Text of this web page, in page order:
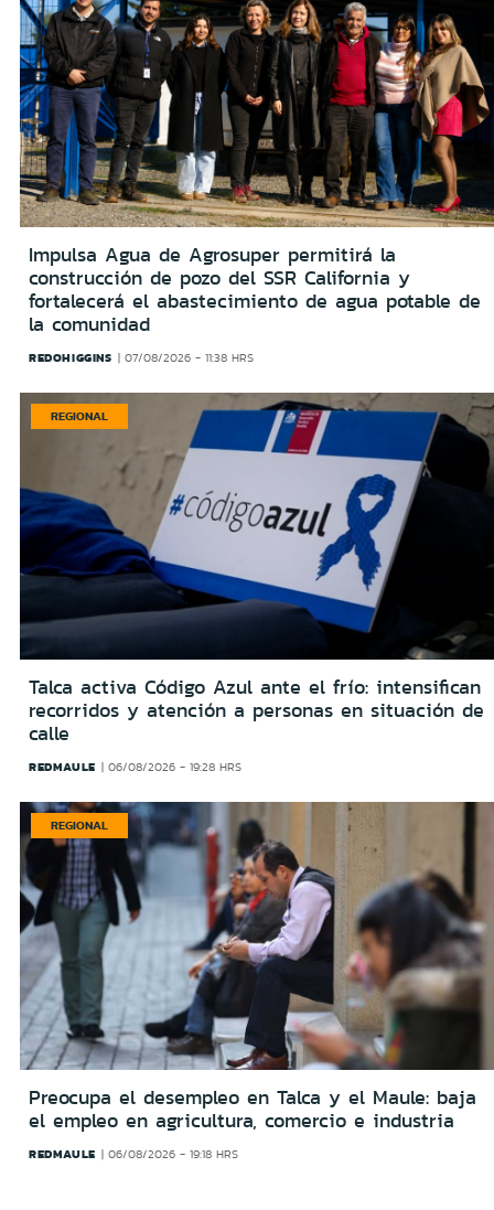
Impulsa Agua de Agrosuper permitirá la
construcción de pozo del SSR California y
fortalecerá el abastecimiento de agua potable de
la comunidad
REDOHIGGINS 07/08/2026 - 11:38 HRS
REGIONAL
Talca activa Código Azul ante el frío: intensifican
recorridos y atención a personas en situación de
calle
REDMAULE 06/08/2026 - 19:28 HRS
REGIONAL
Preocupa el desempleo en Talca y el Maule: baja
el empleo en agricultura, comercio e industria
REDMAULE 06/08/2026 - 19:18 HRS